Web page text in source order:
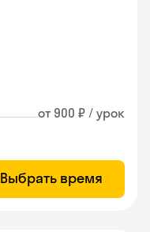
от 900 ₽ / урок
Выбрать время